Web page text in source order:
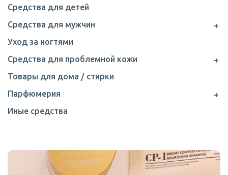
Средства для детей
Средства для мужчин
Уход за ногтями
Средства для проблемной кожи
Товары для дома / стирки
Парфюмерия
Иные средства